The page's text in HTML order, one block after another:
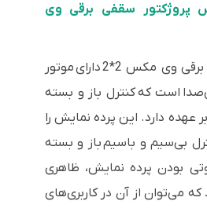
پروژکتور سقفی برقی وی
پرده نمایش سقفی برقی وی مکس 2*2 دارای موتور
است که کنترل باز و بسته
عهده دارد. این پرده نمایش را
بی‌سیم و باسیم باز و بسته
بودن پرده نمایش، ظاهری
می‌توان از آن در کاربری‌های